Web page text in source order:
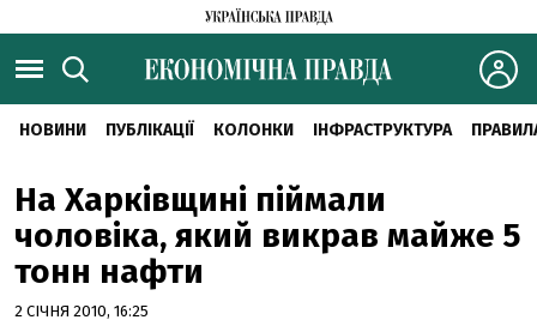
НОВИНИ ПУБЛІКАЦІЇ КОЛОНКИ ІНФРАСТРУКТУРА
На Харківщині піймали
чоловіка, який викрав майже 5
тонн нафти
2 СІЧНЯ 2010, 16:25